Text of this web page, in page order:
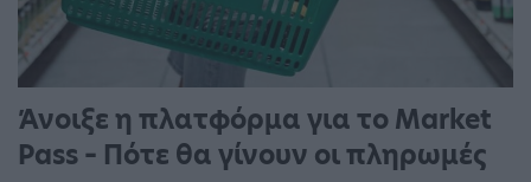
Άνοιξε η πλατφόρμα για το Market
Pass – Πότε θα γίνουν οι πληρωμές